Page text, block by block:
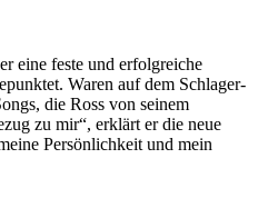
eine feste und erfolgreiche
Waren auf dem Schlager-
die Ross von seinem
zu mir“, erklärt er die neue
Persönlichkeit und mein